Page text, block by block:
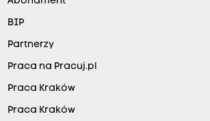
BIP
Partnerzy
Praca na Pracuj.pl
Praca Kraków
Praca Kraków